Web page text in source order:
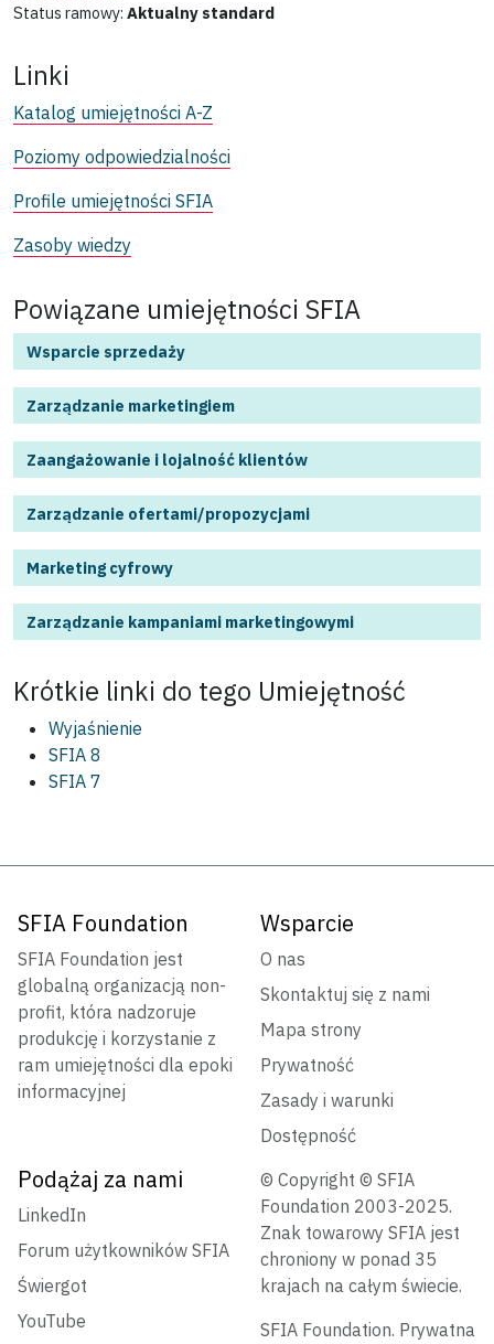
Status ramowy: Aktualny standard
Linki
Katalog umiejętności A-Z
Poziomy odpowiedzialności
Profile umiejętności SFIA
Zasoby wiedzy
Powiązane umiejętności SFIA
Wsparcie sprzedaży
Zarządzanie marketingiem
Zaangażowanie i lojalność klientów
Zarządzanie ofertami/propozycjami
Marketing cyfrowy
Zarządzanie kampaniami marketingowymi
Krótkie linki do tego Umiejętność
Wyjaśnienie
SFIA 8
SFIA 7
SFIA Foundation
SFIA Foundation jest
globalną organizacją non-
profit, która nadzoruje
produkcję i korzystanie z
ram umiejętności dla epoki
informacyjnej
Wsparcie
O nas
Skontaktuj się z nami
Mapa strony
Prywatność
Zasady i warunki
Dostępność
Podążaj za nami
LinkedIn
Forum użytkowników SFIA
Świergot
YouTube
© Copyright © SFIA
Foundation 2003-2025.
Znak towarowy SFIA jest
chroniony w ponad 35
krajach na całym świecie.
SFIA Foundation. Prywatna